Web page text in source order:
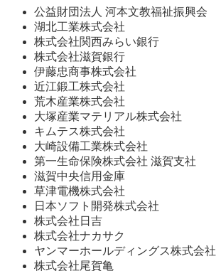
公益財団法人 河本文教福祉振興会
湖北工業株式会社
株式会社関西みらい銀行
株式会社滋賀銀行
伊藤忠商事株式会社
近江鍛工株式会社
荒木産業株式会社
大塚産業マテリアル株式会社
キムテス株式会社
大崎設備工業株式会社
第一生命保険株式会社 滋賀支社
滋賀中央信用金庫
草津電機株式会社
日本ソフト開発株式会社
株式会社日吉
株式会社ナカサク
ヤンマーホールディングス株式会社
株式会社尾賀亀